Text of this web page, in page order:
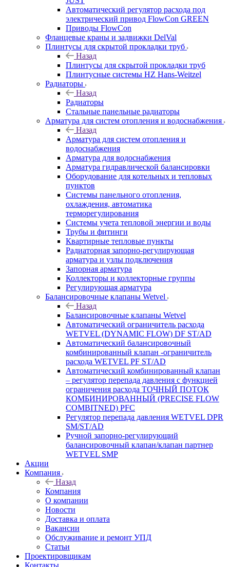
Автоматический регулятор расхода под
электрический привод FlowСon GREEN
Приводы FlowCon
Фланцевые краны и задвижки DelVal
Плинтусы для скрытой прокладки труб
Назад
Плинтусы для скрытой прокладки труб
Плинтусные системы HZ Hans-Weitzel
Радиаторы
Назад
Радиаторы
Стальные панельные радиаторы
Арматура для систем отопления и водоснабжения
Назад
Арматура для систем отопления и
водоснабжения
Арматура для водоснабжения
Арматура гидравлической балансировки
Оборудование для котельных и тепловых
пунктов
Системы панельного отопления,
охлаждения, автоматика
терморегулирования
Системы учета тепловой энергии и воды
Трубы и фитинги
Квартирные тепловые пункты
Радиаторная запорно-регулирующая
арматура и узлы подключения
Запорная арматура
Коллекторы и коллекторные группы
Регулирующая арматура
Балансировочные клапаны Wetvel
Назад
Балансировочные клапаны Wetvel
Автоматический ограничитель расхода
WETVEL (DYNAMIC FLOW) DF ST/AD
Автоматический балансировочный
комбинированный клапан -ограничитель
расхода WETVEL PF ST/AD
Автоматический комбинированный клапан
– регулятор перепада давления с функцией
ограничения расхода ТОЧНЫЙ ПОТОК
КОМБИНИРОВАННЫЙ (PRECISE FLOW
COMBIТNED) PFC
Регулятор перепада давления WETVEL DPR
SM/ST/AD
Ручной запорно-регулирующий
балансировочный клапан/клапан партнер
WETVEL SMP
Акции
Компания
Назад
Компания
О компании
Новости
Доставка и оплата
Вакансии
Обслуживание и ремонт УПД
Статьи
Проектировщикам
Контакты